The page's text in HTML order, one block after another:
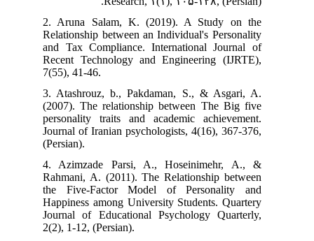
2. Aruna Salam, K. (2019). A Study on the
Relationship between an Individual's Personality
and Tax Compliance. International Journal of
Recent Technology and Engineering (IJRTE),
7(55), 41-46.
3. Atashrouz, b., Pakdaman, S., & Asgari, A.
(2007). The relationship between The Big five
personality traits and academic achievement.
Journal of Iranian psychologists, 4(16), 367-376,
(Persian).
4. Azimzade Parsi, A., Hoseinimehr, A., &
Rahmani, A. (2011). The Relationship between
the Five-Factor Model of Personality and
Happiness among University Students. Quartery
Journal of Educational Psychology Quarterly,
2(2), 1-12, (Persian).